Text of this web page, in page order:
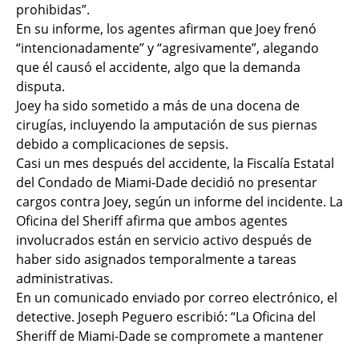
prohibidas”.
En su informe, los agentes afirman que Joey frenó
“intencionadamente” y “agresivamente”, alegando
que él causó el accidente, algo que la demanda
disputa.
Joey ha sido sometido a más de una docena de
cirugías, incluyendo la amputación de sus piernas
debido a complicaciones de sepsis.
Casi un mes después del accidente, la Fiscalía Estatal
del Condado de Miami-Dade decidió no presentar
cargos contra Joey, según un informe del incidente. La
Oficina del Sheriff afirma que ambos agentes
involucrados están en servicio activo después de
haber sido asignados temporalmente a tareas
administrativas.
En un comunicado enviado por correo electrónico, el
detective. Joseph Peguero escribió: “La Oficina del
Sheriff de Miami-Dade se compromete a mantener